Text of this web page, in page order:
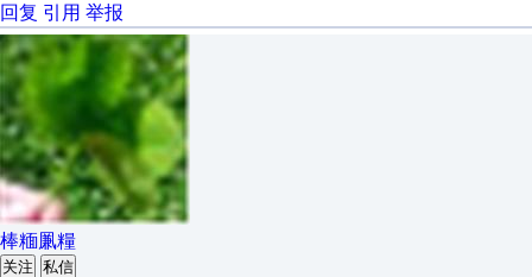
回复 引用 举报
棒糆凲糧
关注 私信